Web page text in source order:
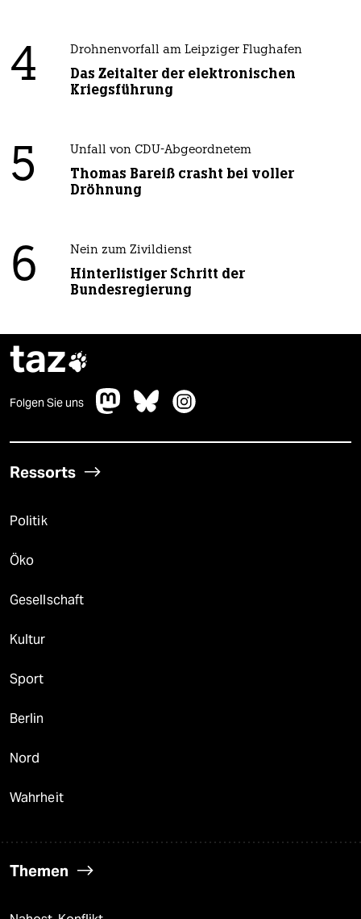
4 Drohnenvorfall am Leipziger Flughafen
Das Zeitalter der elektronischen
Kriegsführung
5 Unfall von CDU-Abgeordnetem
Thomas Bareiß crasht bei voller
Dröhnung
6 Nein zum Zivildienst
Hinterlistiger Schritt der
Bundesregierung
taz
Folgen Sie uns
Ressorts
Politik
Öko
Gesellschaft
Kultur
Sport
Berlin
Nord
Wahrheit
Themen